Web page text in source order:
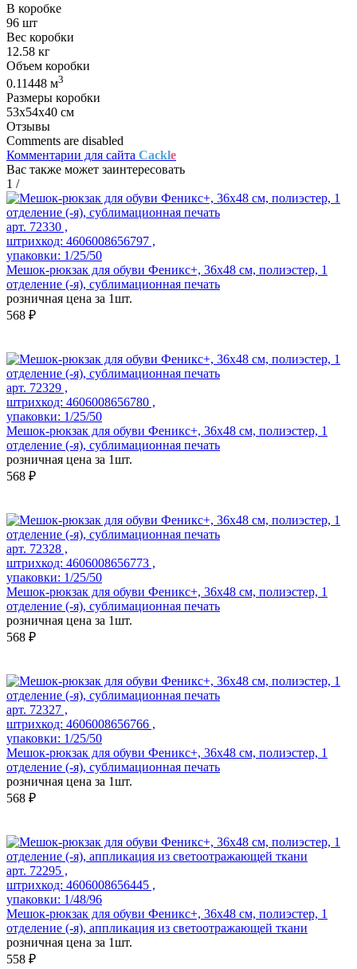
В коробке
96 шт
Вес коробки
12.58 кг
Объем коробки
0.11448 м3
Размеры коробки
53х54х40 см
Отзывы
Comments are disabled
Комментарии для сайта Cackle
Вас также может заинтересовать
1 /
арт. 72330 ,
штрихкод: 4606008656797 ,
упаковки: 1/25/50
Мешок-рюкзак для обуви Феникс+, 36х48 см, полиэстер, 1
отделение (-я), сублимационная печать
розничная цена за 1шт.
568 ₽
арт. 72329 ,
штрихкод: 4606008656780 ,
упаковки: 1/25/50
Мешок-рюкзак для обуви Феникс+, 36х48 см, полиэстер, 1
отделение (-я), сублимационная печать
розничная цена за 1шт.
568 ₽
арт. 72328 ,
штрихкод: 4606008656773 ,
упаковки: 1/25/50
Мешок-рюкзак для обуви Феникс+, 36х48 см, полиэстер, 1
отделение (-я), сублимационная печать
розничная цена за 1шт.
568 ₽
арт. 72327 ,
штрихкод: 4606008656766 ,
упаковки: 1/25/50
Мешок-рюкзак для обуви Феникс+, 36х48 см, полиэстер, 1
отделение (-я), сублимационная печать
розничная цена за 1шт.
568 ₽
арт. 72295 ,
штрихкод: 4606008656445 ,
упаковки: 1/48/96
Мешок-рюкзак для обуви Феникс+, 36x48 см, полиэстер, 1
отделение (-я), аппликация из светоотражающей ткани
розничная цена за 1шт.
558 ₽